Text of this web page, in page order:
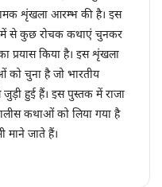
शृंखला आरम्भ की है। इस
में से कुछ रोचक कथाएं चुनकर
प्रयास किया है। इस शृंखला
चुना है जो भारतीय
हुई हैं। इस पुस्तक में राजा
कथाओं को लिया गया है
माने जाते हैं।